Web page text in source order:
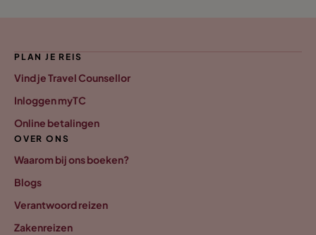
PLAN JE REIS
Vind je Travel Counsellor
Inloggen myTC
Online betalingen
OVER ONS
Waarom bij ons boeken?
Blogs
Verantwoord reizen
Zakenreizen